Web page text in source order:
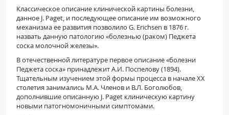
Классическое описание клинической картины болезни,
данное J. Paget, и последующее описание им возможного
механизма ее развития позволило G. Erichsen в 1876 г.
назвать данную патологию «бо­лезнью (раком) Педжета
соска молочной железы».
В отечественной литературе первое описание «болезни
Педжета соска» принадлежит А.И. Пос­пелову (1894).
Тщательным изучением этой фор­мы процесса в начале XX
столетия занимались М.А. Членов и В.Л. Боголюбов,
дополнившие описанную J. Paget клиническую картину
новыми патогномоничными симптомами.